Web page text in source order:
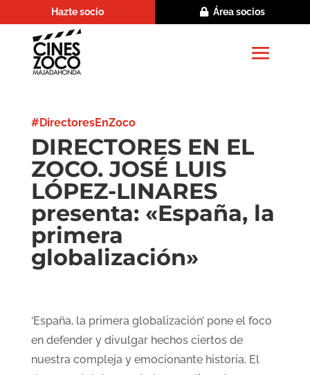
Hazte socio Área socios
#DirectoresEnZoco
DIRECTORES EN EL
ZOCO. JOSÉ LUIS
LÓPEZ-LINARES
presenta: «España, la
primera
globalización»
‘España, la primera globalización’ pone el foco
en defender y divulgar hechos ciertos de
nuestra compleja y emocionante historia. El